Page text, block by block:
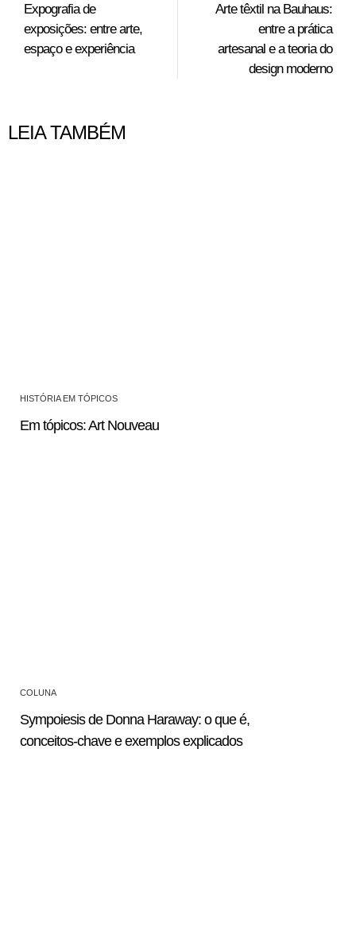
Expografia de
exposições: entre arte,
espaço e experiência
Arte têxtil na Bauhaus:
entre a prática
artesanal e a teoria do
design moderno
LEIA TAMBÉM
HISTÓRIA EM TÓPICOS
Em tópicos: Art Nouveau
COLUNA
Sympoiesis de Donna Haraway: o que é,
conceitos-chave e exemplos explicados